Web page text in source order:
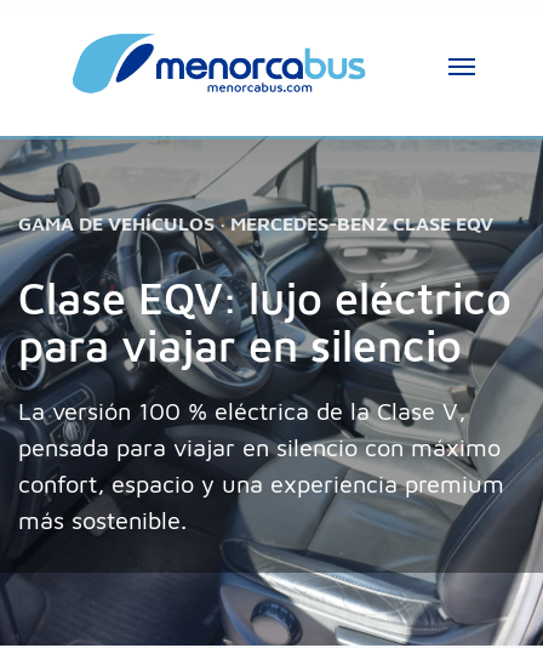
GAMA DE VEHÍCULOS · MERCEDES-BENZ CLASE EQV
Clase EQV: lujo eléctrico
para viajar en silencio
La versión 100 % eléctrica de la Clase V,
pensada para viajar en silencio con máximo
confort, espacio y una experiencia premium
más sostenible.